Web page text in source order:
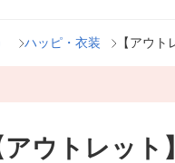
ハッピ・衣装 【アウ
アウトレッ